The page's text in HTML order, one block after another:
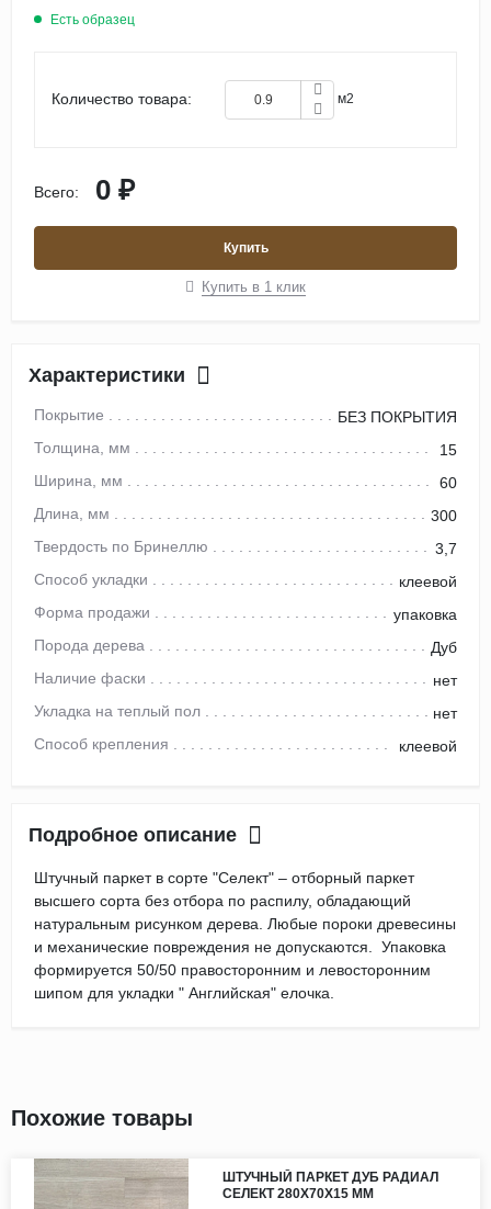
Есть образец
Количество товара: м2
Всего: 0 ₽
Купить
Купить в 1 клик
Характеристики
Покрытие
БЕЗ ПОКРЫТИЯ
Толщина, мм
15
Ширина, мм
60
Длина, мм
300
Твердость по Бринеллю
3,7
Способ укладки
клеевой
Форма продажи
упаковка
Порода дерева
Дуб
Наличие фаски
нет
Укладка на теплый пол
нет
Способ крепления
клеевой
Подробное описание
Штучный паркет в сорте "Селект" – отборный паркет
высшего сорта без отбора по распилу, обладающий
натуральным рисунком дерева. Любые пороки древесины
и механические повреждения не допускаются. Упаковка
формируется 50/50 правосторонним и левосторонним
шипом для укладки " Английская" елочка.
Похожие товары
ШТУЧНЫЙ ПАРКЕТ ДУБ РАДИАЛ
СЕЛЕКТ 280Х70Х15 ММ